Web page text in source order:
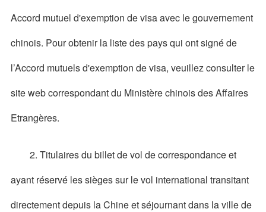
Accord mutuel d'exemption de visa avec le gouvernement
chinois. Pour obtenir la liste des pays qui ont signé de
l’Accord mutuels d'exemption de visa, veuillez consulter le
site web correspondant du Ministère chinois des Affaires
Etrangères.
2. Titulaires du billet de vol de correspondance et
ayant réservé les sièges sur le vol international transitant
directement depuis la Chine et séjournant dans la ville de